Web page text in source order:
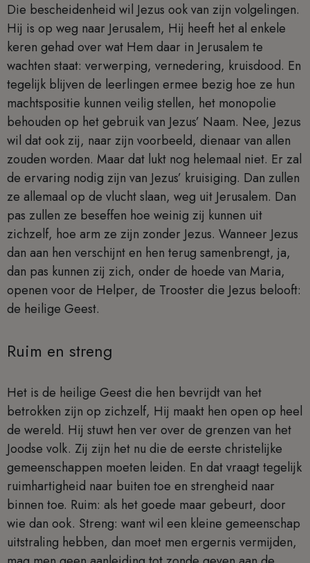
Die bescheidenheid wil Jezus ook van zijn volgelingen.
Hij is op weg naar Jerusalem, Hij heeft het al enkele
keren gehad over wat Hem daar in Jerusalem te
wachten staat: verwerping, vernedering, kruisdood. En
tegelijk blijven de leerlingen ermee bezig hoe ze hun
machtspositie kunnen veilig stellen, het monopolie
behouden op het gebruik van Jezus’ Naam. Nee, Jezus
wil dat ook zij, naar zijn voorbeeld, dienaar van allen
zouden worden. Maar dat lukt nog helemaal niet. Er zal
de ervaring nodig zijn van Jezus’ kruisiging. Dan zullen
ze allemaal op de vlucht slaan, weg uit Jerusalem. Dan
pas zullen ze beseffen hoe weinig zij kunnen uit
zichzelf, hoe arm ze zijn zonder Jezus. Wanneer Jezus
dan aan hen verschijnt en hen terug samenbrengt, ja,
dan pas kunnen zij zich, onder de hoede van Maria,
openen voor de Helper, de Trooster die Jezus belooft:
de heilige Geest.
Ruim en streng
Het is de heilige Geest die hen bevrijdt van het
betrokken zijn op zichzelf, Hij maakt hen open op heel
de wereld. Hij stuwt hen ver over de grenzen van het
Joodse volk. Zij zijn het nu die de eerste christelijke
gemeenschappen moeten leiden. En dat vraagt tegelijk
ruimhartigheid naar buiten toe en strengheid naar
binnen toe. Ruim: als het goede maar gebeurt, door
wie dan ook. Streng: want wil een kleine gemeenschap
uitstraling hebben, dan moet men ergernis vermijden,